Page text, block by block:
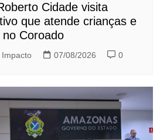
Cidade visita
que atende crianças e
Coroado
Impacto 07/08/2026 0